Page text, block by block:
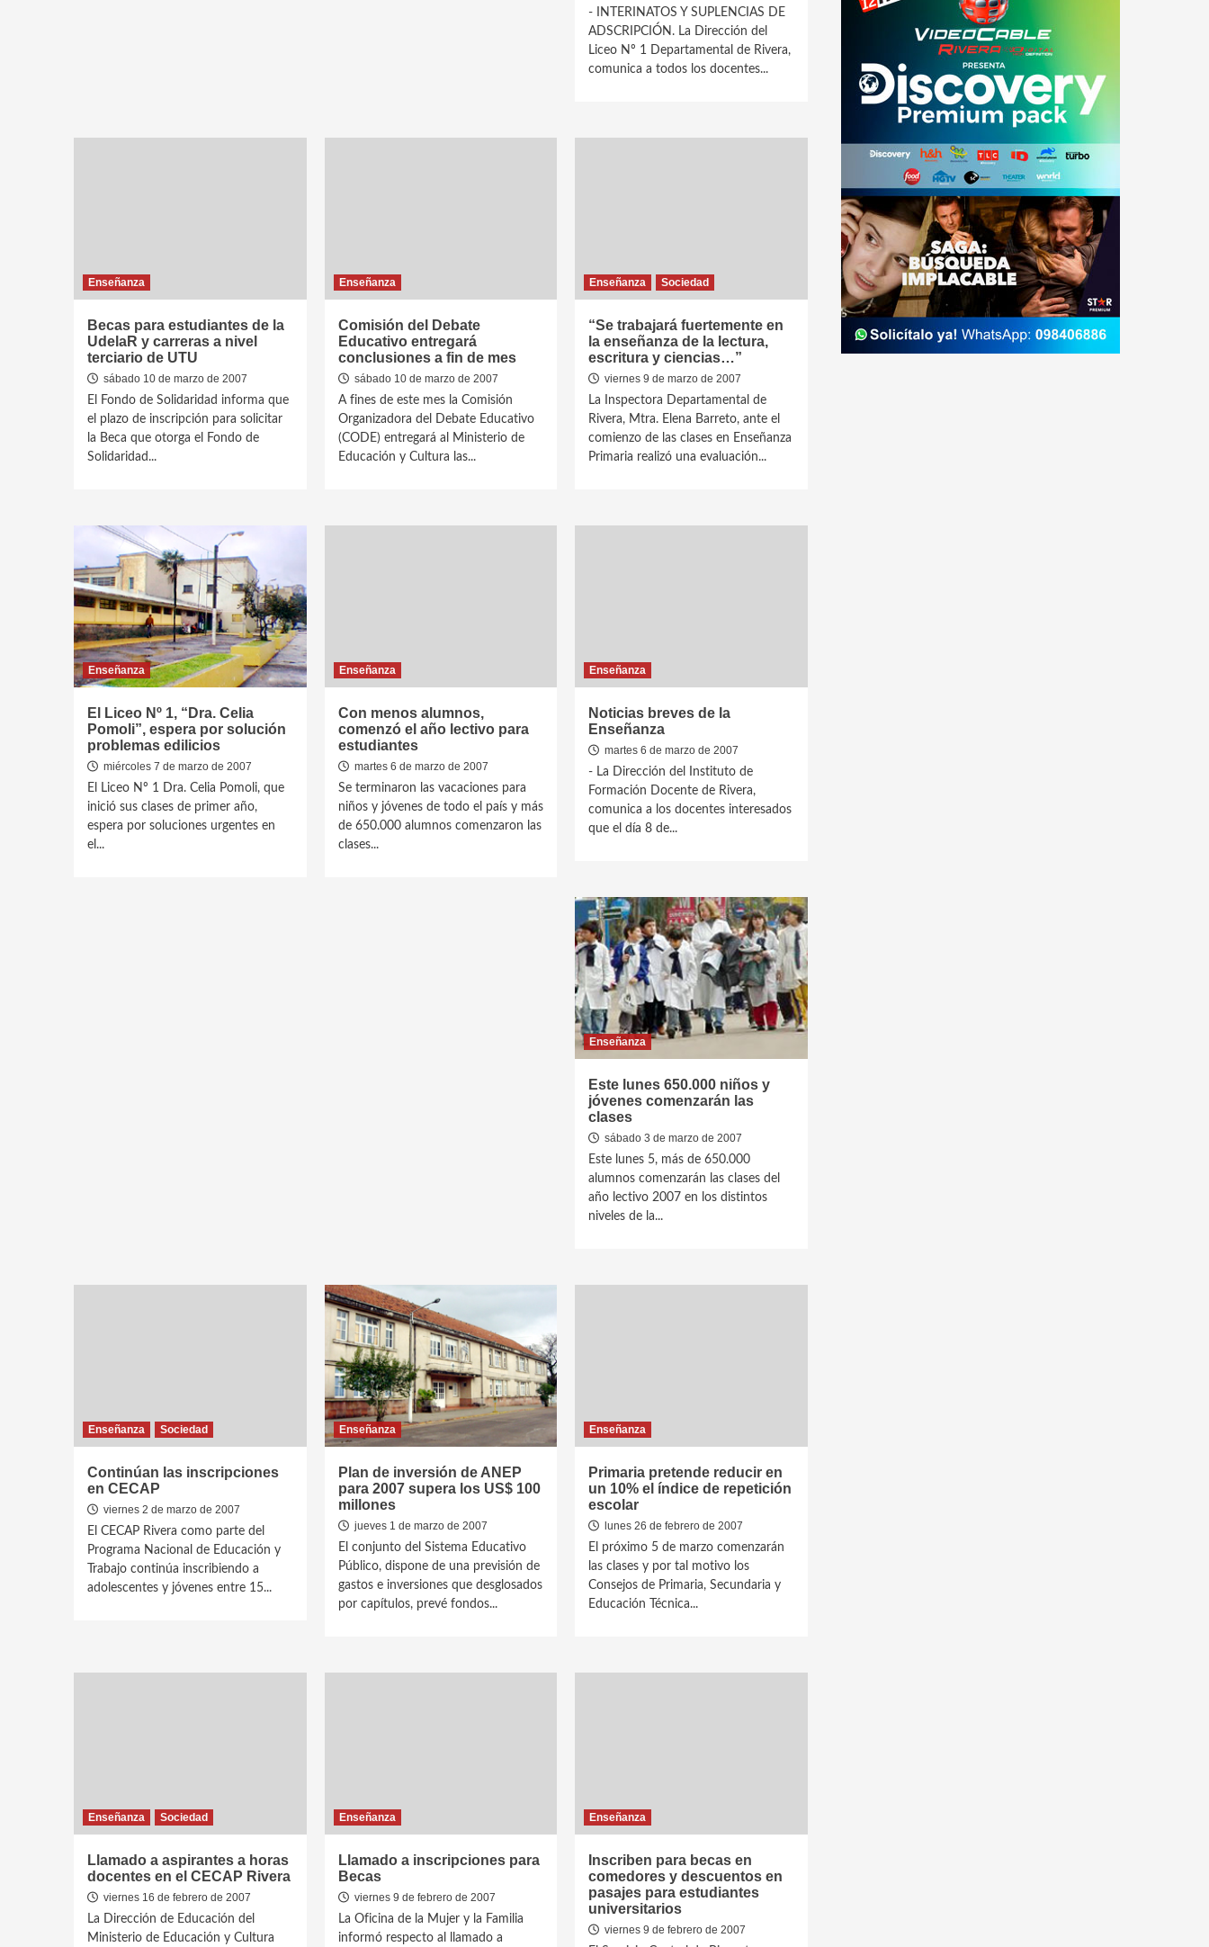
- INTERINATOS Y SUPLENCIAS DE
ADSCRIPCIÓN. La Dirección del
Liceo Nº 1 Departamental de Rivera,
comunica a todos los docentes...
Enseñanza
Becas para estudiantes de la
UdelaR y carreras a nivel
terciario de UTU
sábado 10 de marzo de 2007
El Fondo de Solidaridad informa que
el plazo de inscripción para solicitar
la Beca que otorga el Fondo de
Solidaridad...
Enseñanza
Comisión del Debate
Educativo entregará
conclusiones a fin de mes
sábado 10 de marzo de 2007
A fines de este mes la Comisión
Organizadora del Debate Educativo
(CODE) entregará al Ministerio de
Educación y Cultura las...
Enseñanza Sociedad
“Se trabajará fuertemente en
la enseñanza de la lectura,
escritura y ciencias…”
viernes 9 de marzo de 2007
La Inspectora Departamental de
Rivera, Mtra. Elena Barreto, ante el
comienzo de las clases en Enseñanza
Primaria realizó una evaluación...
Enseñanza
El Liceo Nº 1, “Dra. Celia
Pomoli”, espera por solución
problemas edilicios
miércoles 7 de marzo de 2007
El Liceo Nº 1 Dra. Celia Pomoli, que
inició sus clases de primer año,
espera por soluciones urgentes en
el...
Enseñanza
Con menos alumnos,
comenzó el año lectivo para
estudiantes
martes 6 de marzo de 2007
Se terminaron las vacaciones para
niños y jóvenes de todo el país y más
de 650.000 alumnos comenzaron las
clases...
Enseñanza
Noticias breves de la
Enseñanza
martes 6 de marzo de 2007
- La Dirección del Instituto de
Formación Docente de Rivera,
comunica a los docentes interesados
que el día 8 de...
Enseñanza
Este lunes 650.000 niños y
jóvenes comenzarán las
clases
sábado 3 de marzo de 2007
Este lunes 5, más de 650.000
alumnos comenzarán las clases del
año lectivo 2007 en los distintos
niveles de la...
Enseñanza Sociedad
Continúan las inscripciones
en CECAP
viernes 2 de marzo de 2007
El CECAP Rivera como parte del
Programa Nacional de Educación y
Trabajo continúa inscribiendo a
adolescentes y jóvenes entre 15...
Enseñanza
Plan de inversión de ANEP
para 2007 supera los US$ 100
millones
jueves 1 de marzo de 2007
El conjunto del Sistema Educativo
Público, dispone de una previsión de
gastos e inversiones que desglosados
por capítulos, prevé fondos...
Enseñanza
Primaria pretende reducir en
un 10% el índice de repetición
escolar
lunes 26 de febrero de 2007
El próximo 5 de marzo comenzarán
las clases y por tal motivo los
Consejos de Primaria, Secundaria y
Educación Técnica...
Enseñanza Sociedad
Llamado a aspirantes a horas
docentes en el CECAP Rivera
viernes 16 de febrero de 2007
La Dirección de Educación del
Ministerio de Educación y Cultura
Enseñanza
Llamado a inscripciones para
Becas
viernes 9 de febrero de 2007
La Oficina de la Mujer y la Familia
informó respecto al llamado a
Enseñanza
Inscriben para becas en
comedores y descuentos en
pasajes para estudiantes
universitarios
viernes 9 de febrero de 2007